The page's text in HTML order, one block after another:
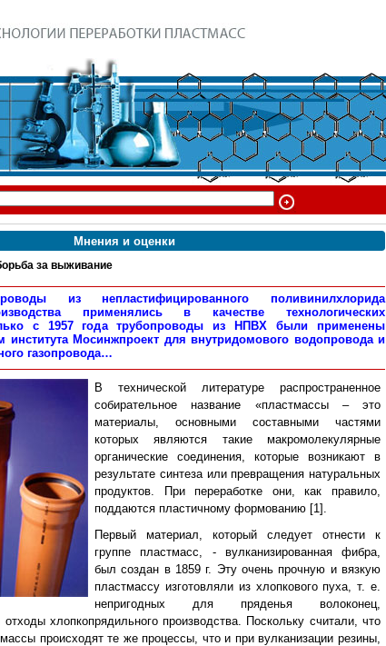
Мнения и оценки
за выживание
из непластифицированного поливинилхлорида
применялись в качестве технологических
с 1957 года трубопроводы из НПВХ были применены
института Мосинжпроект для внутридомового водопровода и
газопровода…
В технической литературе распространенное
собирательное название «пластмассы – это
материалы, основными составными частями
которых являются такие макромолекулярные
органические соединения, которые возникают в
результате синтеза или превращения натуральных
продуктов. При переработке они, как правило,
поддаются пластичному формованию [1].
Первый материал, который следует отнести к
группе пластмасс, - вулканизированная фибра,
был создан в 1859 г. Эту очень прочную и вязкую
пластмассу изготовляли из хлопкового пуха, т. е.
непригодных для пряденья волоконец,
хлопкопрядильного производства. Поскольку считали, что
происходят те же процессы, что и при вулканизации резины,